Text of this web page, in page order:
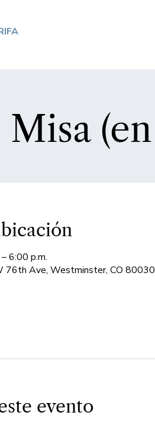
Misa
6:00 p.m.
Ave, Westminster, CO
evento